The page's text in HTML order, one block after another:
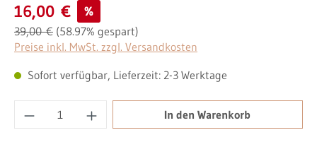
Verkaufspreis:
16,00 € %
Regulärer Preis:
39,00 € (58.97% gespart)
Preise inkl. MwSt. zzgl. Versandkosten
Sofort verfügbar, Lieferzeit: 2-3 Werktage
Produkt Anzahl: Gib den gewünschten
In den Warenkorb